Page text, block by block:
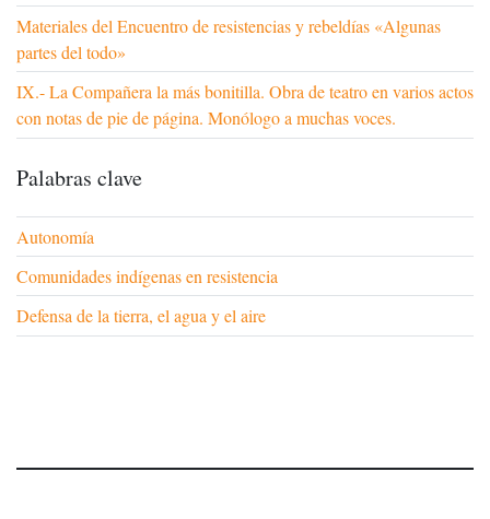
Materiales del Encuentro de resistencias y rebeldías «Algunas
partes del todo»
IX.- La Compañera la más bonitilla. Obra de teatro en varios actos
con notas de pie de página. Monólogo a muchas voces.
Palabras clave
Autonomía
Comunidades indígenas en resistencia
Defensa de la tierra, el agua y el aire